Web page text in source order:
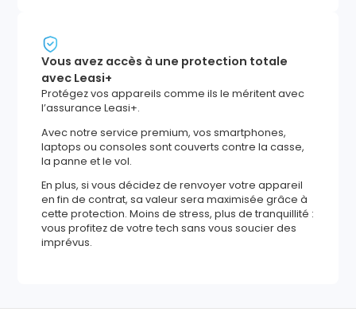
Vous avez accès à une protection totale
avec Leasi+
Protégez vos appareils comme ils le méritent avec
l’assurance Leasi+.
Avec notre service premium, vos smartphones,
laptops ou consoles sont couverts contre la casse,
la panne et le vol.
En plus, si vous décidez de renvoyer votre appareil
en fin de contrat, sa valeur sera maximisée grâce à
cette protection. Moins de stress, plus de tranquillité :
vous profitez de votre tech sans vous soucier des
imprévus.